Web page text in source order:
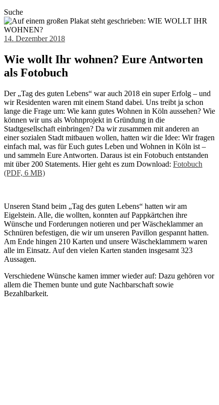
Suche
14. Dezember 2018
Wie wollt Ihr wohnen? Eure Antworten
als Fotobuch
Der „Tag des guten Lebens“ war auch 2018 ein super Erfolg – und
wir Residenten waren mit einem Stand dabei. Uns treibt ja schon
lange die Frage um: Wie kann gutes Wohnen in Köln aussehen? Wie
können wir uns als Wohnprojekt in Gründung in die
Stadtgesellschaft einbringen? Da wir zusammen mit anderen an
einer sozialen Stadt mitbauen wollen, hatten wir die Idee: Wir fragen
einfach mal, was für Euch gutes Leben und Wohnen in Köln ist –
und sammeln Eure Antworten. Daraus ist ein Fotobuch entstanden
mit über 200 Statements. Hier geht es zum Download: Fotobuch
(PDF, 6 MB)
Unseren Stand beim „Tag des guten Lebens“ hatten wir am
Eigelstein. Alle, die wollten, konnten auf Pappkärtchen ihre
Wünsche und Forderungen notieren und per Wäscheklammer an
Schnüren befestigen, die wir um unseren Pavillon gespannt hatten.
Am Ende hingen 210 Karten und unsere Wäscheklammern waren
alle im Einsatz. Auf den vielen Karten standen insgesamt 323
Aussagen.
Verschiedene Wünsche kamen immer wieder auf: Dazu gehören vor
allem die Themen bunte und gute Nachbarschaft sowie
Bezahlbarkeit.